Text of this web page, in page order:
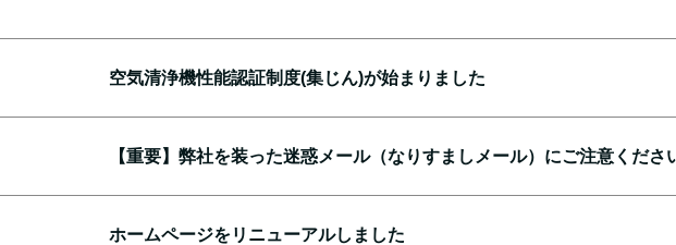
空気清浄機性能認証制度(集じん)が始まりました
【重要】弊社を装った迷惑メール（なりすましメール）にご注意くださ
ホームページをリニューアルしました